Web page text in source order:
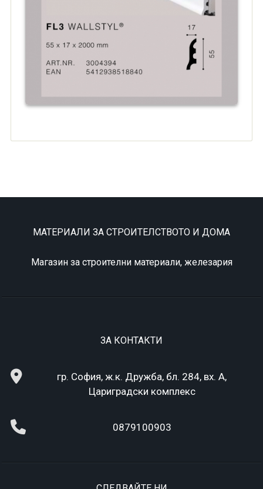
МАТЕРИАЛИ ЗА СТРОИТЕЛСТВОТО И ДОМА
Магазин за строителни материали, железария
ЗА КОНТАКТИ
гр. София, ж.к. Дружба, бл. 284, вх. А,
Цариградски комплекс
0879100903